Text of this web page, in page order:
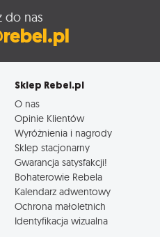
do nas
Sklep Rebel.pl
O nas
Opinie Klientów
Wyróżnienia i nagrody
Sklep stacjonarny
Gwarancja satysfakcji!
Bohaterowie Rebela
Kalendarz adwentowy
Ochrona małoletnich
Identyfikacja wizualna